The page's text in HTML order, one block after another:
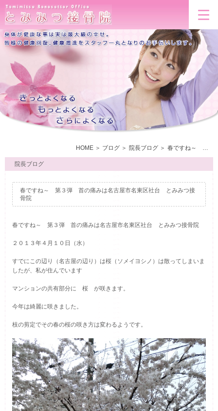
HOME ブログ 院長ブログ 春ですね～ 第３弾 首の痛みは名古屋市名東区社台 とみみつ接骨院
院長ブログ
春ですね～ 第３弾 首の痛みは名古屋市名東区社台 とみみつ接
骨院
春ですね～ 第３弾 首の痛みは名古屋市名東区社台 とみみつ接骨院
２０１３年４月１０日（水）
すでにこの辺り（名古屋の辺り）は桜（ソメイヨシノ）は散ってしまいま
したが、私が住んでいます
マンションの共有部分に 桜 が咲きます。
今年は綺麗に咲きました。
枝の剪定でその春の桜の咲き方は変わるようです。